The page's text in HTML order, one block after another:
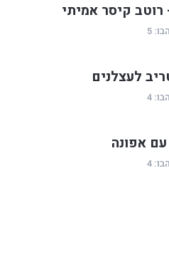
קיסר אמיתי
5
לעצלנים
4
אפונה
4